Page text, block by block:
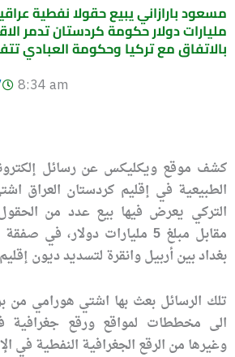
مسعود بارازاني يبيع حقولا نفطية
مليارات دولار حكومة كردستان تدمر
بالاتفاق مع تركيا وحكومة العبادي
8:34 am
كشف موقع ويكليكس عن رسائل
الطبيعية في إقليم كردستان العراق
التركي يعرض فيها بيع عدد من
مقابل مبلغ 5 مليارات دولار،
بغداد بين أربيل وانقرة لتسديد ديون
تلك الرسائل بعث بها اشتي هورامي
الى مخططات لمواقع ورقع
وغيرها من الرقع الجغرافية النفطية في